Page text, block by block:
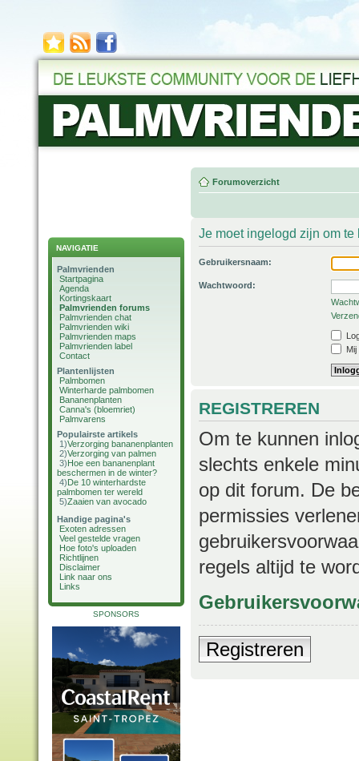
NAVIGATIE
Palmvrienden
Startpagina
Agenda
Kortingskaart
Palmvrienden forums
Palmvrienden chat
Palmvrienden wiki
Palmvrienden maps
Palmvrienden label
Contact
Plantenlijsten
Palmbomen
Winterharde palmbomen
Bananenplanten
Canna's (bloemriet)
Palmvarens
Populairste artikels
1)Verzorging bananenplanten
2)Verzorging van palmen
3)Hoe een bananenplant
beschermen in de winter?
4)De 10 winterhardste
palmbomen ter wereld
5)Zaaien van avocado
Handige pagina's
Exoten adressen
Veel gestelde vragen
Hoe foto's uploaden
Richtlijnen
Disclaimer
Link naar ons
Links
SPONSORS
Forumoverzicht
Je moet ingelogd zijn om
Gebruikersnaam:
Wachtwoord:
REGISTREREN
Om te kunnen
slechts enkele
op dit forum. De
permissies
regels altijd te
Registreren